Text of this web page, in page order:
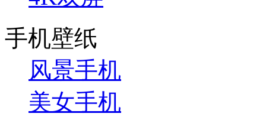
手机壁纸
风景手机
美女手机